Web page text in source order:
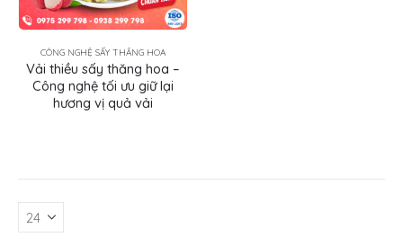
CÔNG NGHỆ SẤY THĂNG HOA
Vải thiều sấy thăng hoa –
Công nghệ tối ưu giữ lại
hương vị quả vải